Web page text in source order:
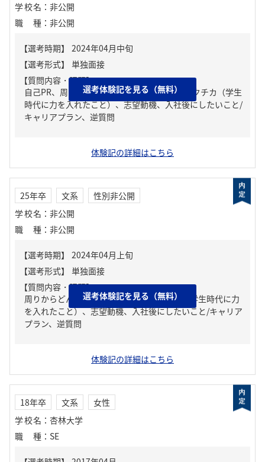
学校名 ： 非公開
職種 ： 非公開
【質問内容・課題】
自己PR、周りからどんな人といわれる？、ガクチカ（学生
時代に力を入れたこと）、志望動機、入社後にしたいこと/
キャリアプラン、逆質問
選考体験記を見る（無料）
体験記の詳細はこちら
25年卒 文系
性別非公開
学校名 ： 非公開
職種 ： 非公開
【質問内容・課題】
周りからどんな人といわれる？、ガクチカ（学生時代に力
を入れたこと）、志望動機、入社後にしたいこと/キャリア
プラン、逆質問
選考体験記を見る（無料）
体験記の詳細はこちら
18年卒 文系
女性
学校名 ： 杏林大学
職種 ： SE